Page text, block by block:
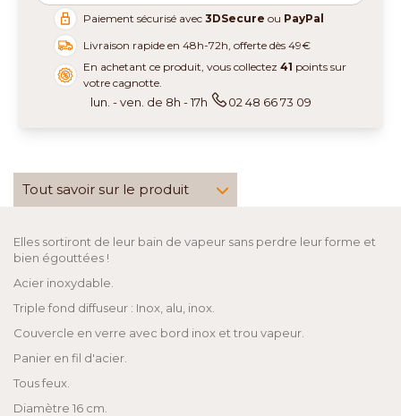
Paiement sécurisé avec3DSecure ou PayPal
Livraison rapide en 48h-72h, offerte dès 49€
En achetant ce produit, vous collectez41 points sur
votre cagnotte.
lun. - ven. de 8h - 17h 02 48 66 73 09
Tout savoir sur le produit
Elles sortiront de leur bain de vapeur sans perdre leur forme et
bien égouttées !
Acier inoxydable.
Triple fond diffuseur : Inox, alu, inox.
Couvercle en verre avec bord inox et trou vapeur.
Panier en fil d'acier.
Tous feux.
Diamètre 16 cm.